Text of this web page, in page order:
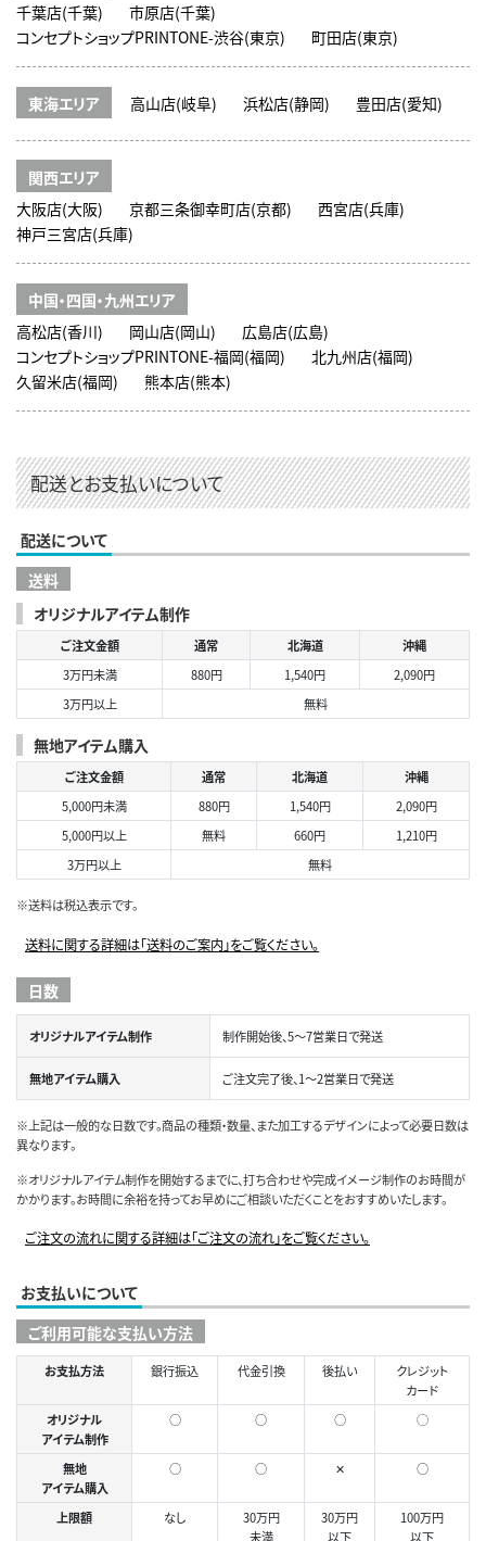
千葉店(千葉)
市原店(千葉)
コンセプトショップPRINTONE-渋谷(東京)
町田店(東京)
東海エリア 高山店(岐阜) 浜松店(静岡) 豊田店(愛知)
関西エリア
大阪店(大阪)
京都三条御幸町店(京都)
西宮店(兵庫)
神戸三宮店(兵庫)
中国・四国・九州エリア
高松店(香川)
岡山店(岡山)
広島店(広島)
コンセプトショップPRINTONE-福岡(福岡)
北九州店(福岡)
久留米店(福岡)
熊本店(熊本)
配送とお支払いについて
配送について
送料
オリジナルアイテム制作
ご注文金額 通常 北海道
沖縄
3万円未満
880円 1,540円
2,090円
3万円以上
無料
無地アイテム購入
ご注文金額 通常 北海道
沖縄
5,000円未満
880円 1,540円
2,090円
5,000円以上
無料 660円
1,210円
3万円以上
無料
※送料は税込表示です。
送料に関する詳細は「送料のご案内」をご覧ください。
日数
オリジナルアイテム制作 制作開始後、5～7営業日で発送
無地アイテム購入 ご注文完了後、1～2営業日で発送
※上記は一般的な日数です。商品の種類・数量、また加工するデザインによって必要日数は
異なります。
※オリジナルアイテム制作を開始するまでに、打ち合わせや完成イメージ制作のお時間が
かかります。お時間に余裕を持ってお早めにご相談いただくことをおすすめいたします。
ご注文の流れに関する詳細は「ご注文の流れ」をご覧ください。
お支払いについて
ご利用可能な支払い方法
お支払方法 銀行振込 代金引換 後払い
クレジット
カード
オリジナル
アイテム制作
○ ○ ○ ◯
無地
アイテム購入
○ ○ ✕ ○
上限額 なし
30万円
未満
30万円
以下
100万円
以下